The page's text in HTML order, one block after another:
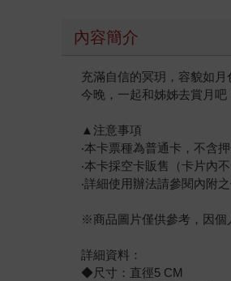
內容簡介
充滿自信的冥玥，容貌如月
今晚，一起和姊姊去賞月吧
▲注意事項
‧本卡票種為普通卡，不含
‧本卡採空卡販售（卡片內
‧詳細使用辦法請參閱內附之
※商品圖片僅供參考，因個
詳細資料：
◆尺寸：直徑5 CM